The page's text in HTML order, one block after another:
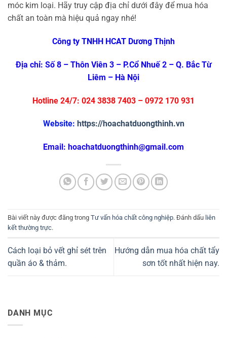
móc kim loại. Hãy truy cập địa chỉ dưới đây để mua hóa
chất an toàn mà hiệu quả ngay nhé!
Công ty TNHH HCAT Dương Thịnh
Địa chỉ: Số 8 – Thôn Viên 3 – P.Cổ Nhuế 2 – Q. Bắc Từ
Liêm – Hà Nội
Hotline 24/7: 024 3838 7403 – 0972 170 931
Website: https://hoachatduongthinh.vn
Email: hoachatduongthinh@gmail.com
Bài viết này được đăng trong Tư vấn hóa chất công nghiệp. Đánh dấu liên
kết thường trực.
Cách loại bỏ vết ghỉ sét trên
quần áo & thảm.
Hướng dẫn mua hóa chất tẩy
sơn tốt nhất hiện nay.
DANH MỤC